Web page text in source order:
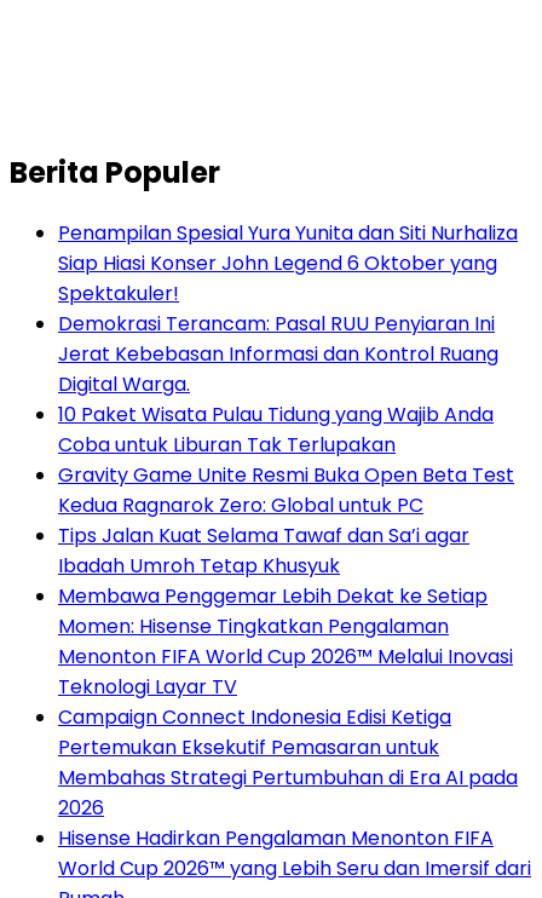
Berita Populer
Penampilan Spesial Yura Yunita dan Siti Nurhaliza
Siap Hiasi Konser John Legend 6 Oktober yang
Spektakuler!
Demokrasi Terancam: Pasal RUU Penyiaran Ini
Jerat Kebebasan Informasi dan Kontrol Ruang
Digital Warga.
10 Paket Wisata Pulau Tidung yang Wajib Anda
Coba untuk Liburan Tak Terlupakan
Gravity Game Unite Resmi Buka Open Beta Test
Kedua Ragnarok Zero: Global untuk PC
Tips Jalan Kuat Selama Tawaf dan Sa’i agar
Ibadah Umroh Tetap Khusyuk
Membawa Penggemar Lebih Dekat ke Setiap
Momen: Hisense Tingkatkan Pengalaman
Menonton FIFA World Cup 2026™ Melalui Inovasi
Teknologi Layar TV
Campaign Connect Indonesia Edisi Ketiga
Pertemukan Eksekutif Pemasaran untuk
Membahas Strategi Pertumbuhan di Era AI pada
2026
Hisense Hadirkan Pengalaman Menonton FIFA
World Cup 2026™ yang Lebih Seru dan Imersif dari